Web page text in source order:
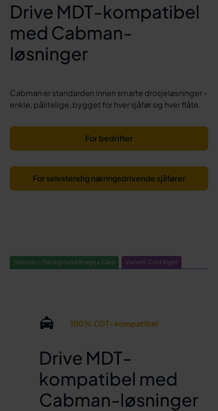
Drive MDT-kompatibel
med Cabman-
løsninger
Cabman er standarden innen smarte drosjeløsninger -
enkle, pålitelige, bygget for hver sjåfør og hver flåte.
For bedrifter
For selvstendig næringsdrivende sjåfører
Section — Background Image + Card Variant: Card Right
100% CDT-kompatibel
Drive MDT-
kompatibel med
Cabman-løsninger